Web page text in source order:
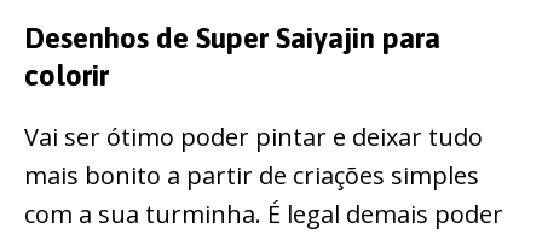
Desenhos de Super Saiyajin para
colorir
Vai ser ótimo poder pintar e deixar tudo
mais bonito a partir de criações simples
com a sua turminha. É legal demais poder